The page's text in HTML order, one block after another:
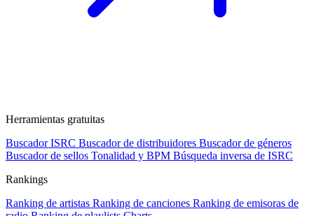
Herramientas gratuitas
Buscador ISRC Buscador de distribuidores Buscador de géneros
Buscador de sellos Tonalidad y BPM Búsqueda inversa de ISRC
Rankings
Ranking de artistas Ranking de canciones Ranking de emisoras de